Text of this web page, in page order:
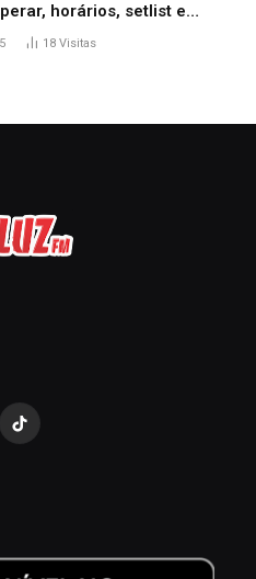
horários, setlist e
18 Visitas
TikTok